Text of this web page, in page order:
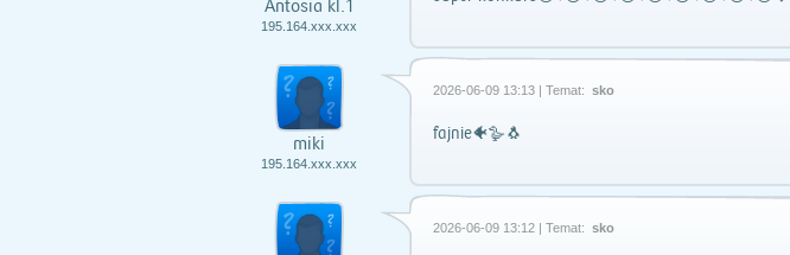
Antosia kl.1
195.164.xxx.xxx
miki
195.164.xxx.xxx
2026-06-09 13:13 | Temat: sko
fajnie🐠🪿🐧
2026-06-09 13:12 | Temat: sko